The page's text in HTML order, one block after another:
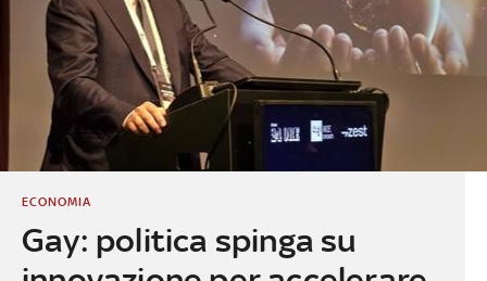
Gay: politica spinga su
ECONOMIA